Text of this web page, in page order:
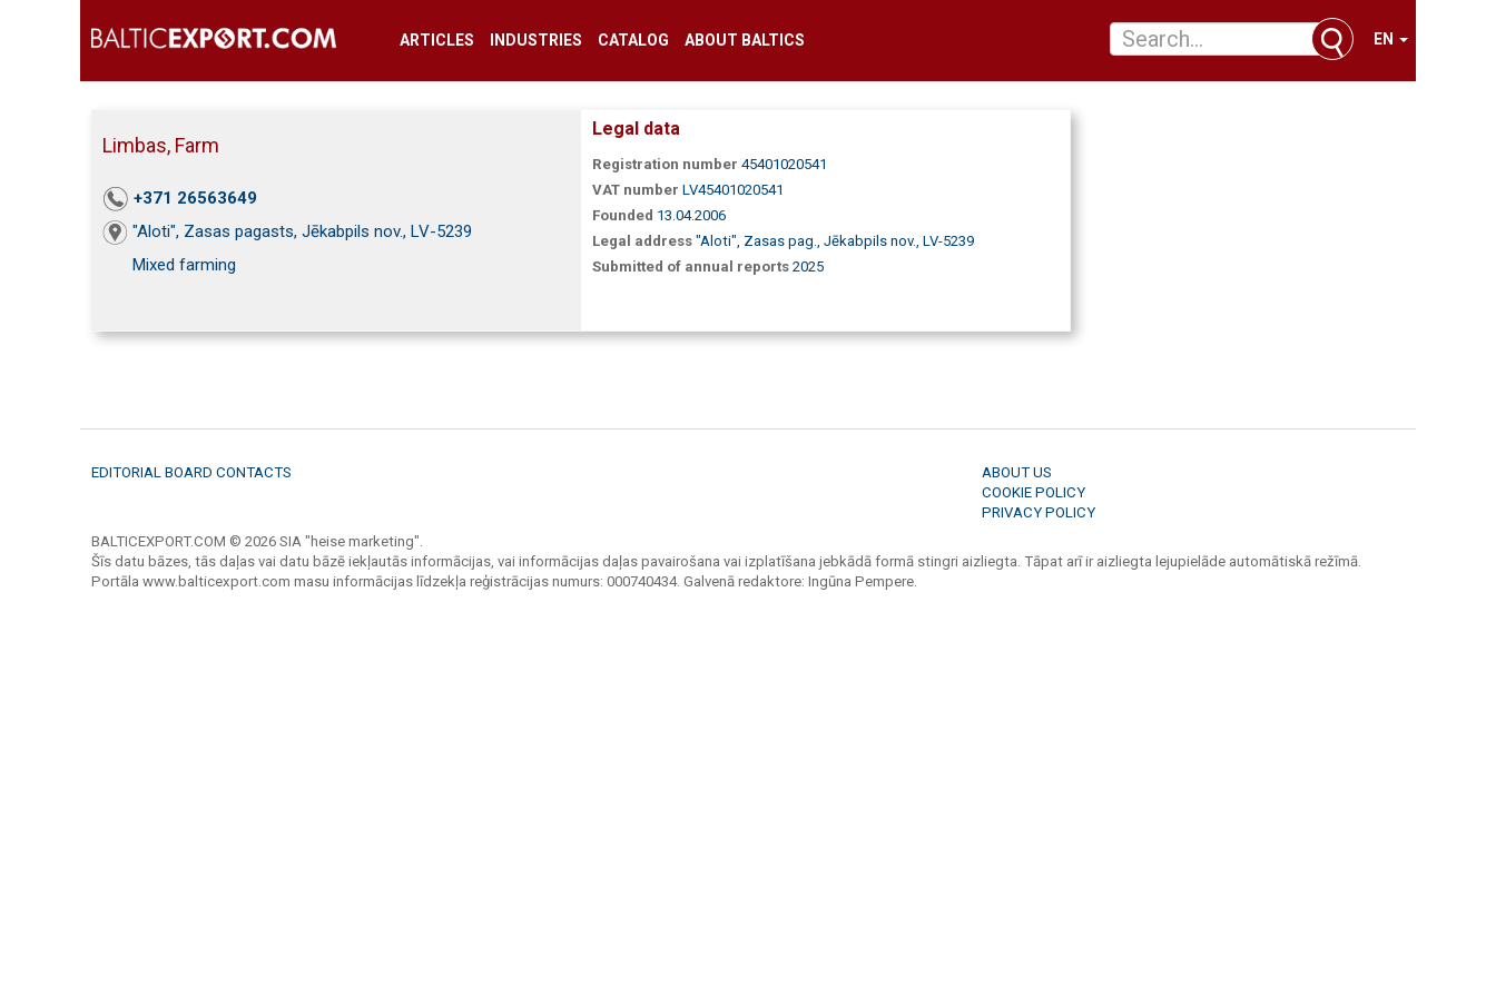
ARTICLES INDUSTRIES CATALOG ABOUT BALTICS EN
Limbas, Farm
+371 26563649
"Aloti", Zasas pagasts, Jēkabpils nov., LV-5239
Mixed farming
Legal data
Registration number 45401020541
VAT number LV45401020541
Founded 13.04.2006
Legal address "Aloti", Zasas pag., Jēkabpils nov., LV-5239
Submitted of annual reports 2025
EDITORIAL BOARD CONTACTS
ABOUT US
COOKIE POLICY
PRIVACY POLICY
BALTICEXPORT.COM © 2026 SIA "heise marketing".
Šīs datu bāzes, tās daļas vai datu bāzē iekļautās informācijas, vai informācijas daļas pavairošana vai izplatīšana jebkādā formā stingri aizliegta. Tāpat arī ir aizliegta lejupielāde automātiskā režīmā.
Portāla www.balticexport.com masu informācijas līdzekļa reģistrācijas numurs: 000740434. Galvenā redaktore: Ingūna Pempere.